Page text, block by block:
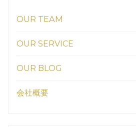
OUR TEAM
OUR SERVICE
OUR BLOG
会社概要